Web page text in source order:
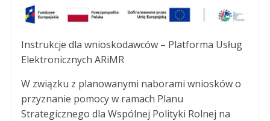
Instrukcje dla wnioskodawców – Platforma Usług
Elektronicznych ARiMR
W związku z planowanymi naborami wniosków o
przyznanie pomocy w ramach Planu
Strategicznego dla Wspólnej Polityki Rolnej na